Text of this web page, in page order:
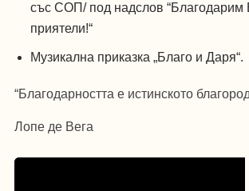
със СОП/ под надслов “Благодарим
приятели!“
Музикална приказка „Благо и Даря“.
“Благодарността е истинското
Лопе де Вега